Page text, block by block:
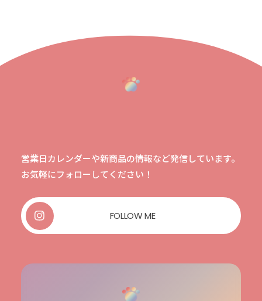
営業日カレンダーや新商品の情報など発信しています。
お気軽にフォローしてください！
FOLLOW ME